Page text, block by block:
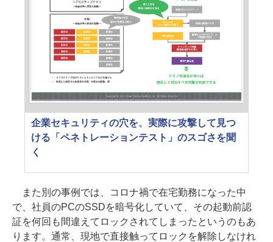
企業セキュリティの穴を、実際に攻撃して見つ
ける「ペネトレーションテスト」のスゴさを聞
く
また別の事例では、コロナ禍で在宅勤務になった中
で、社員のPCのSSDを暗号化していて、その起動前認
証を何回も間違えてロックされてしまったというのもあ
ります。通常、現地で直接触ってロックを解除しなけれ